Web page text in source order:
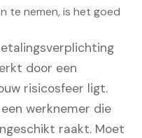
te nemen, is het goed
door een
risicosfeer ligt.
werknemer die
raakt. Moet